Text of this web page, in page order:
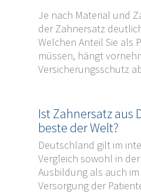
Je nach Material und
der Zahnersatz
Welchen Anteil Sie als
müssen, hängt
Versicherungsschutz
Ist Zahnersatz aus
beste der Welt?
Deutschland gilt im
Vergleich sowohl in
Ausbildung als auch
Versorgung der